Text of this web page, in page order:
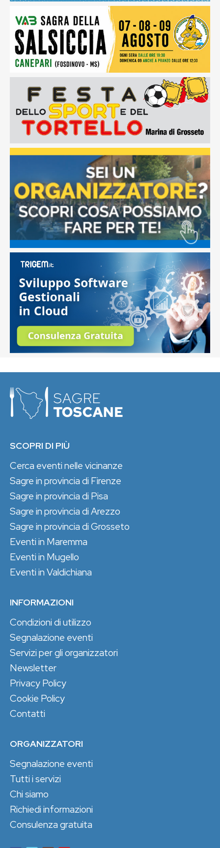
SCOPRI DI PIÙ
Cerca eventi nelle vicinanze
Sagre in provincia di Firenze
Sagre in provincia di Pisa
Sagre in provincia di Arezzo
Sagre in provincia di Grosseto
Eventi in Maremma
Eventi in Mugello
Eventi in Valdichiana
INFORMAZIONI
Condizioni di utilizzo
Segnalazione eventi
Servizi per gli organizzatori
Newsletter
Privacy Policy
Cookie Policy
Contatti
ORGANIZZATORI
Segnalazione eventi
Tutti i servizi
Chi siamo
Richiedi informazioni
Consulenza gratuita